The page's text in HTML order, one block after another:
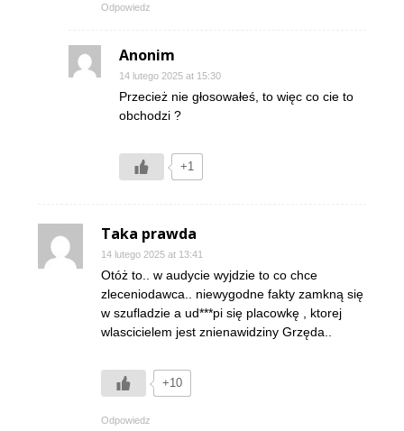
Odpowiedz
Anonim
14 lutego 2025 at 15:30
Przecież nie głosowałeś, to więc co cie to
obchodzi ?
+1
Taka prawda
14 lutego 2025 at 13:41
Otóż to.. w audycie wyjdzie to co chce
zleceniodawca.. niewygodne fakty zamkną się
w szufladzie a ud***pi się placowkę , ktorej
wlascicielem jest znienawidziny Grzęda..
+10
Odpowiedz